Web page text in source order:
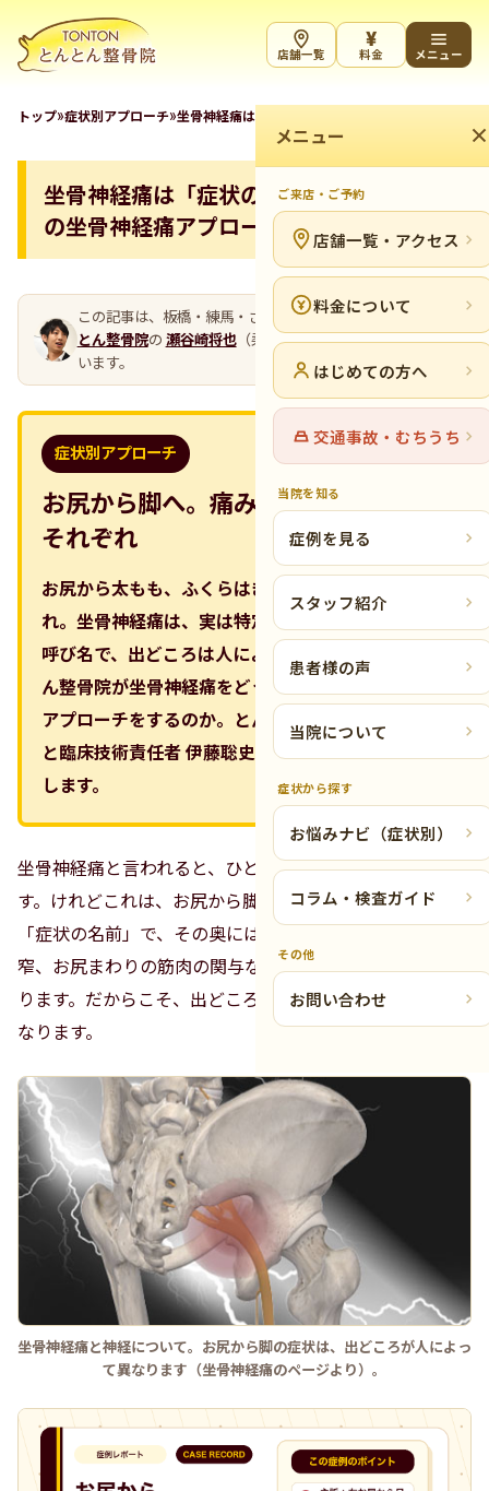
店舗一覧
¥
料金 メニュー
メニュー
ご来店・ご予約
店舗一覧・アクセス
料金について
はじめての方へ
交通事故・むちうち
当院を知る
症例を見る
スタッフ紹介
患者様の声
当院について
症状から探す
お悩みナビ（症状別）
コラム・検査ガイド
その他
お問い合わせ
トップ»症状別アプローチ»坐骨神経痛は「症状の名前」。とんとんの坐骨神経
坐骨神経痛は「症状の名前」。とんとん
の坐骨神経痛アプローチ
この記事は、板橋・練馬・さいたまの整骨院グループ
とん整骨院の 瀬谷崎将也（柔道整復師・代表）が執筆して
います。
症状別アプローチ
お尻から脚へ。痛みの出どころは人
それぞれ
お尻から太もも、ふくらはぎへと広がる痛みやしび
れ。坐骨神経痛は、実は特定の病名ではなく症状の
呼び名で、出どころは人によって違います。とんと
ん整骨院が坐骨神経痛をどう見て、どう考え、どう
アプローチをするのか。とんとん社長 瀬谷崎将也
と臨床技術責任者 伊藤聡史が分かりやすくご紹介
します。
坐骨神経痛と言われると、ひとつの病気のように感じま
す。けれどこれは、お尻から脚に出る痛み・しびれという
「症状の名前」で、その奥には椎間板ヘルニアや脊柱管狭
窄、お尻まわりの筋肉の関与など、いくつもの可能性があ
ります。だからこそ、出どころを見極めることが出発点に
なります。
坐骨神経痛と神経について。お尻から脚の症状は、出どころが人によっ
て異なります（坐骨神経痛のページより）。